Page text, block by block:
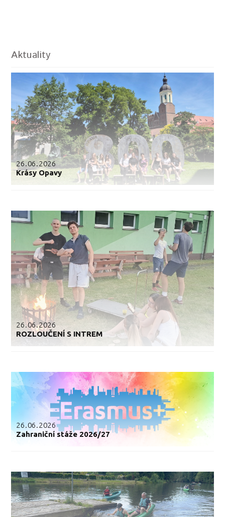
Aktuality
26.06.2026
Krásy Opavy
26.06.2026
ROZLOUČENÍ S INTREM
26.06.2026
Zahraniční stáže 2026/27